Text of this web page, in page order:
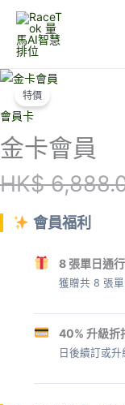
內
特價
會員卡
金卡會員
HK$
會員福利
8 張單日通
獲贈共 8 張
40% 升級折
日後續訂或